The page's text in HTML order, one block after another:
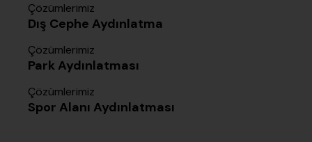
Çözümlerimiz
Dış Cephe Aydınlatma
Çözümlerimiz
Park Aydınlatması
Çözümlerimiz
Spor Alanı Aydınlatması